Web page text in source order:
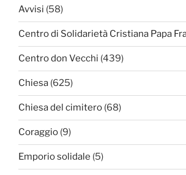
Avvisi (58)
Centro di Solidarietà Cristiana Papa
Centro don Vecchi (439)
Chiesa (625)
Chiesa del cimitero (68)
Coraggio (9)
Emporio solidale (5)